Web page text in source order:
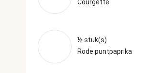
Courgette
½ stuk(s)
Rode puntpaprika